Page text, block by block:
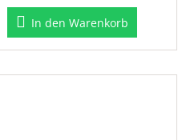
In den Warenkorb